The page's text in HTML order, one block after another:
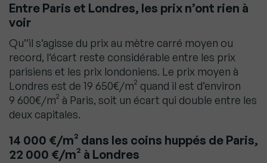
Entre Paris et Londres, les prix n’ont rien à
voir
Qu’’il s’agisse du prix au mètre carré moyen ou
record, l’écart reste considérable entre les prix
parisiens et les prix londoniens. Le prix moyen à
Londres est de 19 650€/m² quand il est d’environ
9 600€/m² à Paris, soit un écart qui double entre les
deux capitales.
14 000 €/m² dans les coins huppés de Paris,
22 000 €/m² à Londres